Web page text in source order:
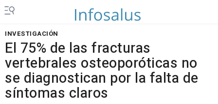
INVESTIGACIÓN
El 75% de las fracturas
vertebrales osteoporóticas no
se diagnostican por la falta de
síntomas claros